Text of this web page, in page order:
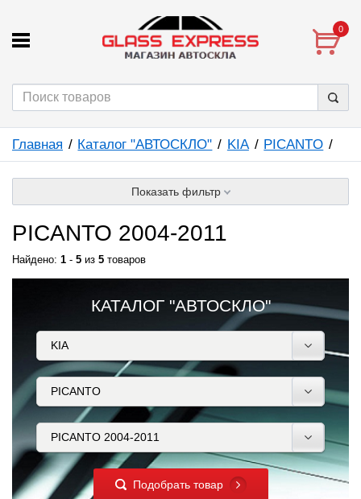
0
Главная Каталог "АВТОСКЛО" KIA PICANTO
Показать фильтр
PICANTO 2004-2011
Найдено: 1 - 5 из 5 товаров
КАТАЛОГ "АВТОСКЛО"
Подобрать товар